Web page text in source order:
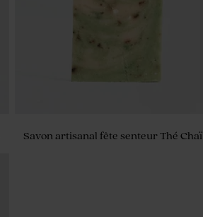
Savon artisanal fête senteur Thé Chaï